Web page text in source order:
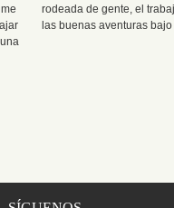
rodeada de gente, el
las buenas aventuras